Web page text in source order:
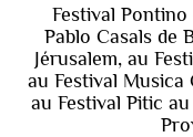
Festival Pontino
Pablo Casals de
Jérusalem, au
au Festival Musica
au Festival Pitic